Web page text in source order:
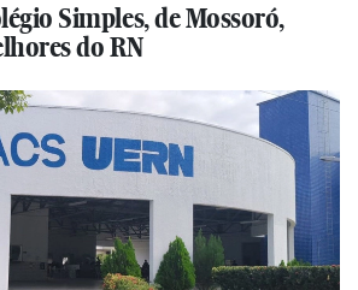
Simples, de Mossoró,
do RN